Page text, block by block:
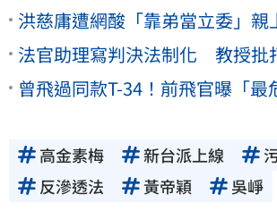
洪慈庸遭網酸「靠弟當立委」親
法官助理寫判決法制化 教授批
曾飛過同款T-34！前飛官曝「最
高金素梅 新台派上線
反滲透法
黃帝穎 吳崢